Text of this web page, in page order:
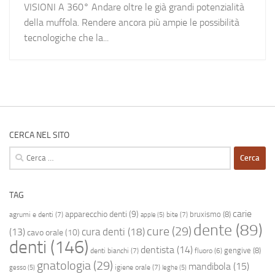
VISIONI A 360° Andare oltre le già grandi potenzialità
della muffola. Rendere ancora più ampie le possibilità
tecnologiche che la...
CERCA NEL SITO
Ricerca
per:
TAG
agrumi e denti (7) apparecchio denti (9) apple (5) bite (7) bruxismo (8) carie
(13) cavo orale(10) cura denti (18) cure (29) dente (89)
denti (146) denti bianchi (7) dentista (14) fluoro (6) gengive (8)
gesso(5) gnatologia (29) igiene orale (7) leghe (5) mandibola (15)